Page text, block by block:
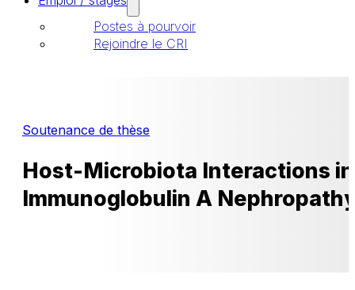
Postes à pourvoir
Rejoindre le CRI
Soutenance de thèse
Host-Microbiota Interactions in
Immunoglobulin A